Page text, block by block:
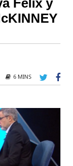
Félix y
6 MINS